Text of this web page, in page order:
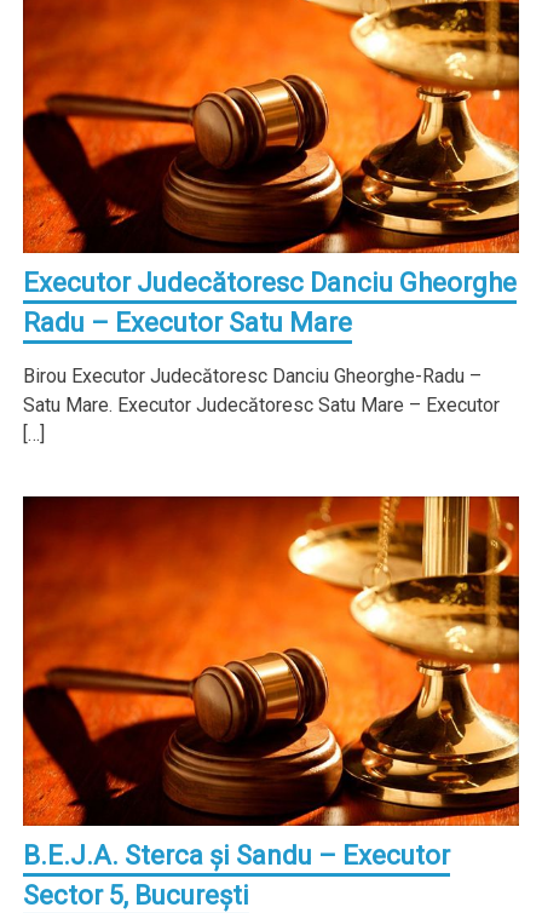
Executor Judecătoresc Danciu Gheorghe
Radu – Executor Satu Mare
Birou Executor Judecătoresc Danciu Gheorghe-Radu –
Satu Mare. Executor Judecătoresc Satu Mare – Executor
[…]
B.E.J.A. Sterca şi Sandu – Executor
Sector 5, Bucureşti